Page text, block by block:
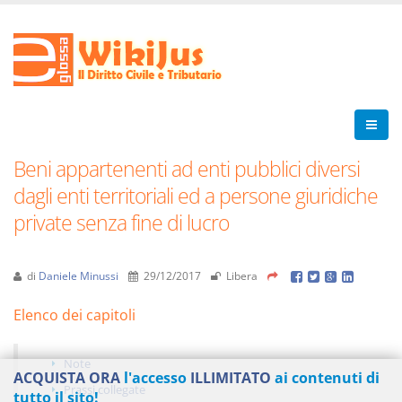
Beni appartenenti ad enti pubblici diversi
dagli enti territoriali ed a persone giuridiche
private senza fine di lucro
di Daniele Minussi 29/12/2017 Libera
Elenco dei capitoli
Note
Prassi collegate
ACQUISTA ORA l'accesso ILLIMITATO ai contenuti di
tutto il sito!